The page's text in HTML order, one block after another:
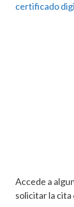
certificado
Accede a
solicitar la cita